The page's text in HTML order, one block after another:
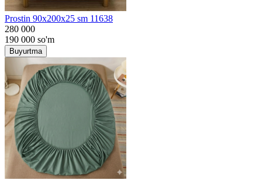
Prostin 90x200x25 sm 11638
280 000
190 000 so'm
Buyurtma